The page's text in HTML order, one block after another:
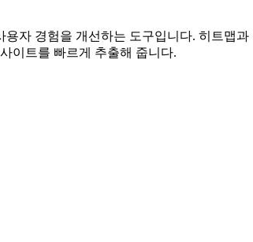
자 경험을 개선하는 도구입니다. 히트맵
이트를 빠르게 추출해 줍니다.